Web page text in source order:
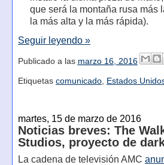
que será la montaña rusa más
la más alta y la más rápida).
Seguir leyendo »
Publicado a las marzo 16, 2016
Etiquetas comunicado, Estados
martes, 15 de marzo de 2016
Noticias breves: The
Studios, proyecto de
La cadena de televisión AMC